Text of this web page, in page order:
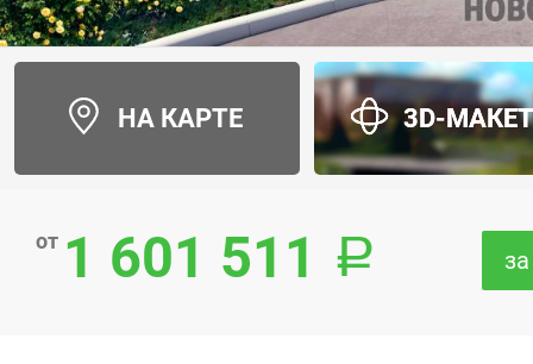
НА КАРТЕ 3D-
от 1 601 511